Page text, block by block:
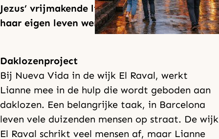
Jezus’ vrijmakende liefde en over hoe God in
haar eigen leven werkt.
Daklozenproject
Bij Nueva Vida in de wijk El Raval, werkt
Lianne mee in de hulp die wordt geboden aan
daklozen. Een belangrijke taak, in Barcelona
leven vele duizenden mensen op straat. De wijk
El Raval schrikt veel mensen af, maar Lianne